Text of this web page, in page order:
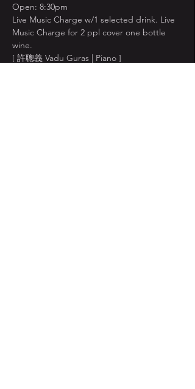
Open: 8:30pm
Live Music Charge w/1 selected drink. Live
Music Charge for 2 ppl cover one bottle
wine.
[ 許聰義 Vadu Guras | Piano ]